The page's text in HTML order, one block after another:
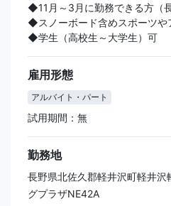
◆11月～3月に勤務できる方（
◆スノーボード含めスポーツや
◆学生（高校生～大学生）可
雇用形態
アルバイト・パート
試用期間：無
勤務地
長野県北佐久郡軽井沢町軽井
グプラザNE42A